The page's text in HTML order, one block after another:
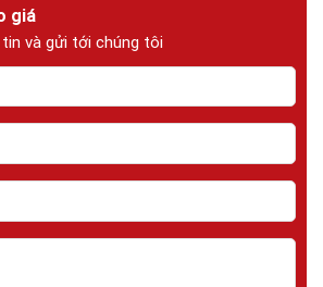
giá
và gửi tới chúng tôi